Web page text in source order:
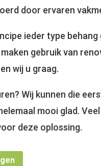
door ervaren
ieder type
gebruik van
wij u graag.
Wij kunnen die
mooi glad.
deze oplossing.